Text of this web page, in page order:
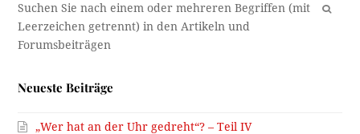
OK
Neueste Beiträge
„Wer hat an der Uhr gedreht“? – Teil IV